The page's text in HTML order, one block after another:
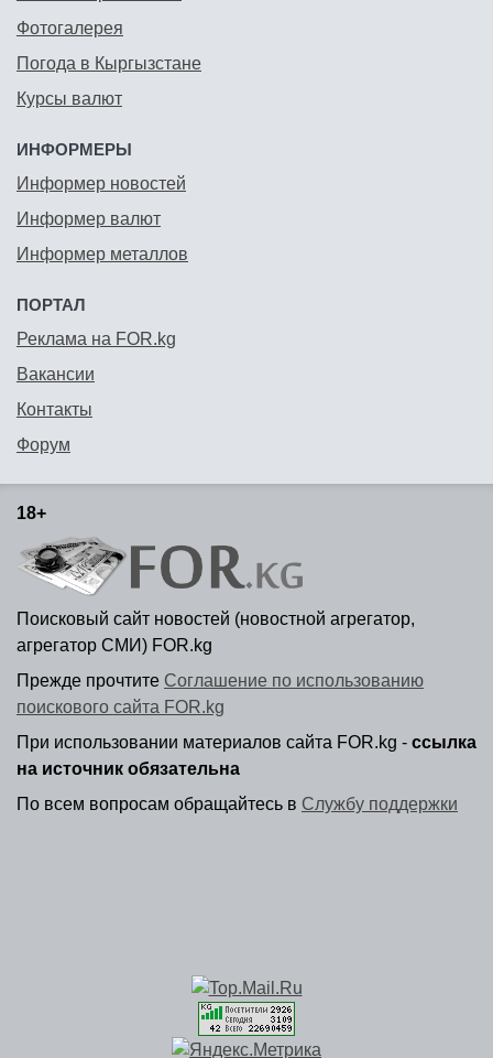
Фотогалерея
Погода в Кыргызстане
Курсы валют
ИНФОРМЕРЫ
Информер новостей
Информер валют
Информер металлов
ПОРТАЛ
Реклама на FOR.kg
Вакансии
Контакты
Форум
18+
Поисковый сайт новостей (новостной агрегатор,
агрегатор СМИ) FOR.kg
Прежде прочтите Соглашение по использованию
поискового сайта FOR.kg
При использовании материалов сайта FOR.kg - ссылка
на источник обязательна
По всем вопросам обращайтесь в Службу поддержки